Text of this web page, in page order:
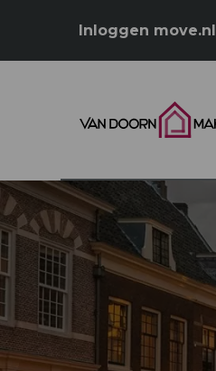
Inloggen move.nl